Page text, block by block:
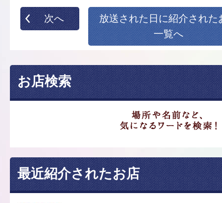
次へ
放送された日に紹介された
一覧へ
お店検索
最近紹介されたお店